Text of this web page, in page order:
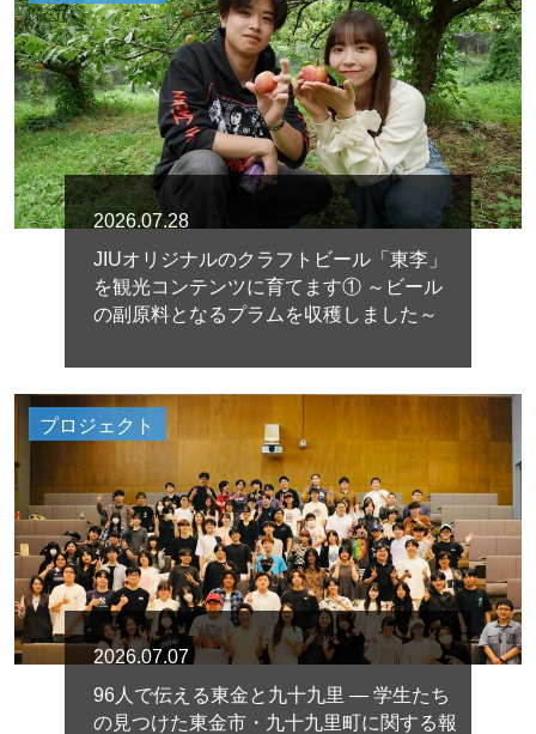
2026.07.28
JIUオリジナルのクラフトビール「東李」
を観光コンテンツに育てます① ～ビール
の副原料となるプラムを収穫しました～
プロジェクト
2026.07.07
96人で伝える東金と九十九里 ― 学生たち
の見つけた東金市・九十九里町に関する報